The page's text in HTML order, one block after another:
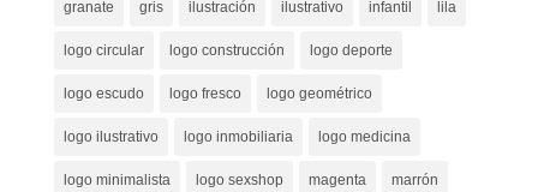
granate gris ilustración ilustrativo infantil lila
logo circular logo construcción logo deporte
logo escudo logo fresco logo geométrico
logo ilustrativo logo inmobiliaria logo medicina
logo minimalista logo sexshop magenta marrón